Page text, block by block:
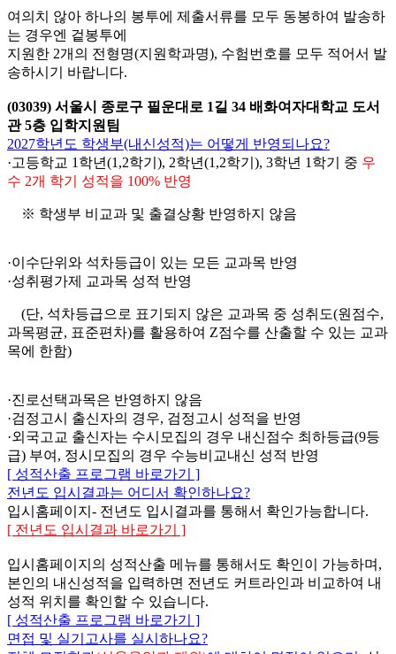
여의치 않아 하나의 봉투에 제출서류를 모두 동봉하여 발송하
는 경우엔 겉봉투에
지원한 2개의 전형명(지원학과명), 수험번호를 모두 적어서 발
송하시기 바랍니다.
(03039) 서울시 종로구 필운대로 1길 34 배화여자대학교 도서
관 5층 입학지원팀
2027학년도 학생부(내신성적)는 어떻게 반영되나요?
·고등학교 1학년(1,2학기), 2학년(1,2학기), 3학년 1학기 중 우
수 2개 학기 성적을 100% 반영
※ 학생부 비교과 및 출결상황 반영하지 않음
·이수단위와 석차등급이 있는 모든 교과목 반영
·성취평가제 교과목 성적 반영
(단, 석차등급으로 표기되지 않은 교과목 중 성취도(원점수,
과목평균, 표준편차)를 활용하여 Z점수를 산출할 수 있는 교과
목에 한함)
·진로선택과목은 반영하지 않음
·검정고시 출신자의 경우, 검정고시 성적을 반영
·외국고교 출신자는 수시모집의 경우 내신점수 최하등급(9등
급) 부여, 정시모집의 경우 수능비교내신 성적 반영
[ 성적산출 프로그램 바로가기 ]
전년도 입시결과는 어디서 확인하나요?
입시홈페이지- 전년도 입시결과를 통해서 확인가능합니다.
[ 전년도 입시결과 바로가기 ]
입시홈페이지의 성적산출 메뉴를 통해서도 확인이 가능하며,
본인의 내신성적을 입력하면 전년도 커트라인과 비교하여 내
성적 위치를 확인할 수 있습니다.
[ 성적산출 프로그램 바로가기 ]
면접 및 실기고사를 실시하나요?